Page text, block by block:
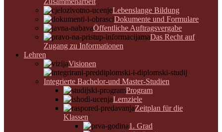
Lebenslange Bildung
Dokumente und Formulare
Öffentliche Auftragsvergabe
Das Recht auf
Zugang zu Informationen
Lehren
Visionen
Integrierte Bachelor-und Master-Studien
Program
Lernziele
Zeitplan für die
Klassen
1. Grad